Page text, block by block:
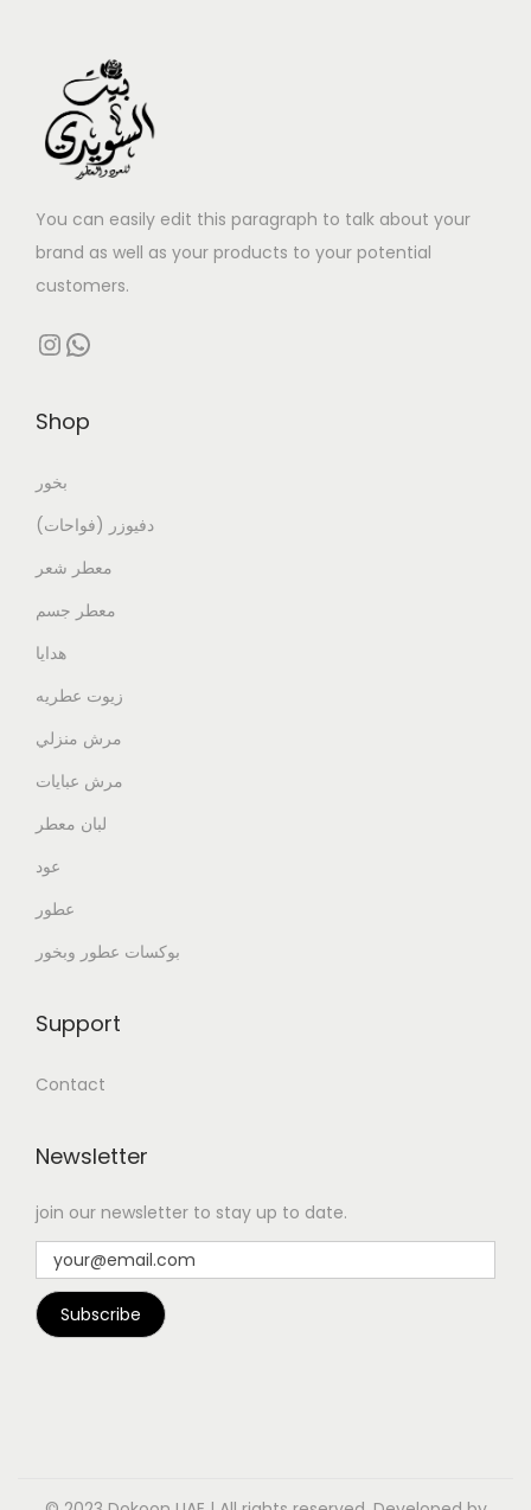
You can easily edit this paragraph to talk about your
brand as well as your products to your potential
customers.
InstagramWhatsApp
Shop
بخور
دفيوزر (فواحات)
معطر شعر
معطر جسم
هدايا
زيوت عطريه
مرش منزلي
مرش عبايات
لبان معطر
عود
عطور
بوكسات عطور وبخور
Support
Contact
Newsletter
join our newsletter to stay up to date.